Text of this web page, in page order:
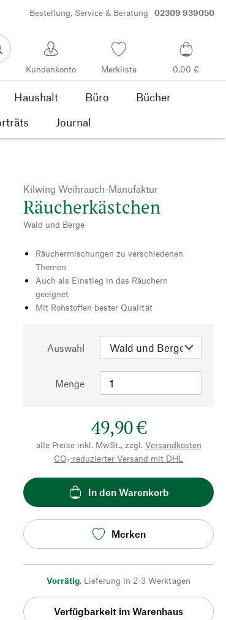
Bestellung, Service & Beratung 02309 939050
Kundenkonto Merkliste 0,00 €
Haushalt Büro
Bücher
Journal
Kilwing Weihrauch-Manufaktur
Räucherkästchen
Wald und Berge
Räuchermischungen zu verschiedenen
Themen
Auch als Einstieg in das Räuchern
geeignet
Mit Rohstoffen bester Qualität
Auswahl
Menge
49,90 €
alle Preise inkl. MwSt., zzgl. Versandkosten
CO₂-reduzierter Versand mit DHL
In den Warenkorb
Merken
Vorrätig, Lieferung in 2-3 Werktagen
Verfügbarkeit im Warenhaus